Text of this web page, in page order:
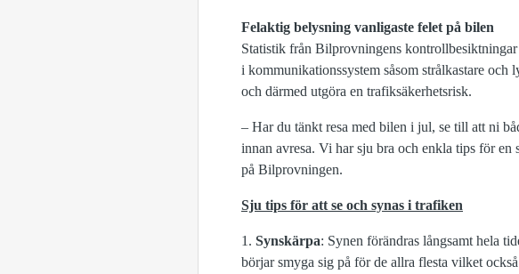
Felaktig belysning vanligaste felet på bilen
Statistik från Bilprovningens
i kommunikationssystem såsom strålkastare
och därmed utgöra en trafiksäkerhetsrisk.
– Har du tänkt resa med bilen i jul, se till att ni
innan avresa. Vi har sju bra och enkla tips för
på Bilprovningen.
Sju tips för att se och synas i trafiken
1. Synskärpa: Synen förändras långsamt hela
börjar smyga sig på för de allra flesta vilket